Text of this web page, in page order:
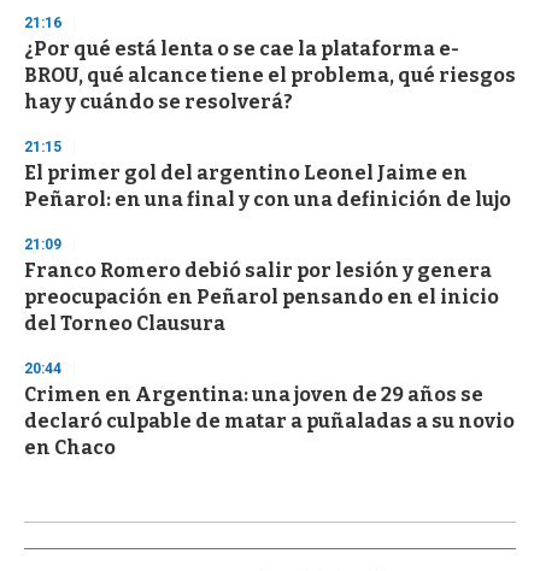
21:16
¿Por qué está lenta o se cae la plataforma e-
BROU, qué alcance tiene el problema, qué riesgos
hay y cuándo se resolverá?
21:15
El primer gol del argentino Leonel Jaime en
Peñarol: en una final y con una definición de lujo
21:09
Franco Romero debió salir por lesión y genera
preocupación en Peñarol pensando en el inicio
del Torneo Clausura
20:44
Crimen en Argentina: una joven de 29 años se
declaró culpable de matar a puñaladas a su novio
en Chaco